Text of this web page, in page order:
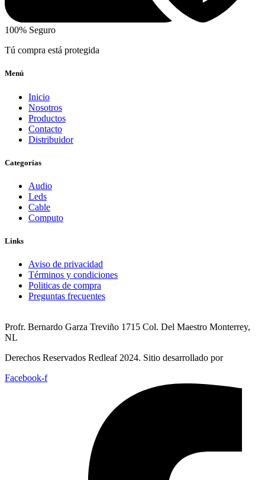
100% Seguro
Tú compra está protegida
Menú
Inicio
Nosotros
Productos
Contacto
Distribuidor
Categorías
Audio
Leds
Cable
Computo
Links
Aviso de privacidad
Términos y condiciones
Politicas de compra
Preguntas frecuentes
Profr. Bernardo Garza Treviño 1715 Col. Del Maestro Monterrey,
NL
Derechos Reservados Redleaf 2024. Sitio desarrollado por
Facebook-f